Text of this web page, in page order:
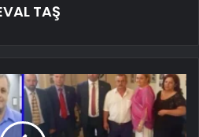
TAŞ